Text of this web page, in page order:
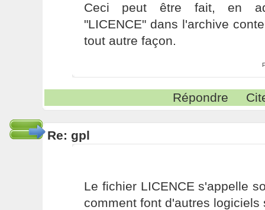
Ceci peut être fait, en
"LICENCE" dans l'archive
tout autre façon.
Répondre
Re: gpl
Le fichier LICENCE s'appelle
comment font d'autres logiciels